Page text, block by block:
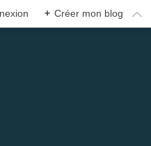
+ Créer mon blog